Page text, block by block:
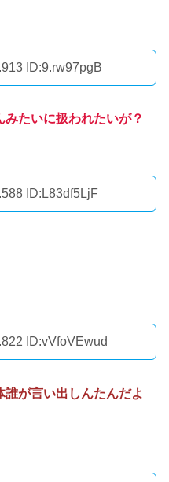
ID:9.rw97pgB
たいに扱われたいが？
ID:L83df5LjF
ID:vVfoVEwud
が言い出しんたんだよ